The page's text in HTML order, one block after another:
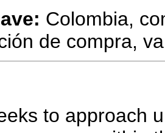
Colombia,
de compra,
to approach